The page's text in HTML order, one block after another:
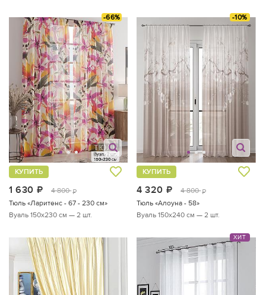
-66%
1 630 руб.
4 800 руб.
КУПИТЬ
Тюль «Ларитенс - 67 - 230 см»
Вуаль 150х230 см — 2 шт.
-10%
4 320 руб.
4 800 руб.
КУПИТЬ
Тюль «Алоуна - 58»
Вуаль 150х240 см — 2 шт.
ХИТ